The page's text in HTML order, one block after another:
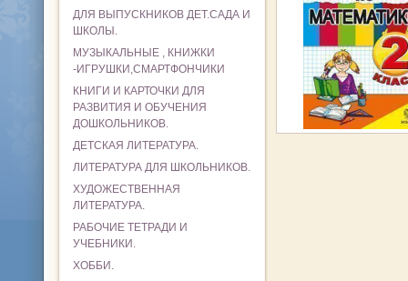
ДЛЯ ВЫПУСКНИКОВ ДЕТ.САДА И
ШКОЛЫ.
МУЗЫКАЛЬНЫЕ , КНИЖКИ
-ИГРУШКИ,СМАРТФОНЧИКИ
КНИГИ И КАРТОЧКИ ДЛЯ
РАЗВИТИЯ И ОБУЧЕНИЯ
ДОШКОЛЬНИКОВ.
ДЕТСКАЯ ЛИТЕРАТУРА.
ЛИТЕРАТУРА ДЛЯ ШКОЛЬНИКОВ.
ХУДОЖЕСТВЕННАЯ
ЛИТЕРАТУРА.
РАБОЧИЕ ТЕТРАДИ И
УЧЕБНИКИ.
ХОББИ.